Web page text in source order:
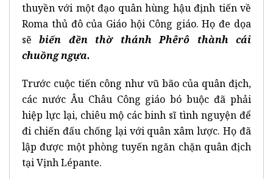
thuyền với một đạo quân hùng hậu định tiến về
Roma thủ đô của Giáo hội Công giáo. Họ đe dọa
sẽ
biến đền thờ thánh Phêrô thành cái
chuồng ngựa.
Trước cuộc tiến công như vũ bão của quân địch,
các nước Âu Châu Công giáo bó buộc đã phải
hiệp lực lại, chiêu mộ các binh sĩ tình nguyện để
đi chiến đấu chống lại với quân xâm lược. Họ đã
lập được một phòng tuyến ngăn chặn quân địch
tại Vịnh Lépante.